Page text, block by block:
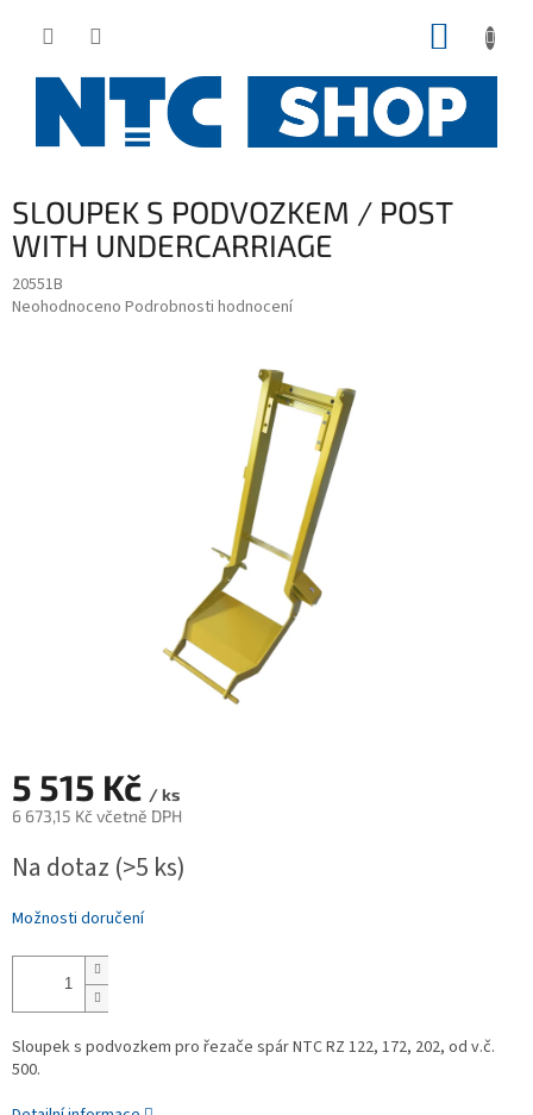
SLOUPEK S PODVOZKEM / POST
WITH UNDERCARRIAGE
20551B
Průměrné
Neohodnoceno Podrobnosti hodnocení
5 515 Kč / ks
6 673,15 Kč včetně DPH
cena:
Na dotaz (>5 ks)
Možnosti doručení
Sloupek s podvozkem pro řezače spár NTC RZ 122, 172, 202, od v.č.
500.